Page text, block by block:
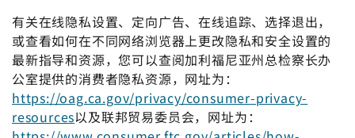
有关在线隐私设置、定向广告、在线追踪、选择退出，
或查看如何在不同网络浏览器上更改隐私和安全设置的
最新指导和资源，您可以查阅加利福尼亚州总检察长办
公室提供的消费者隐私资源，网址为：
https://oag.ca.gov/privacy/consumer-privacy-
resources以及联邦贸易委员会，网址为：